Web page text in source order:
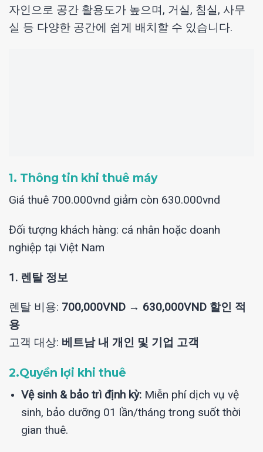
자인으로 공간 활용도가 높으며, 거실, 침실, 사무
실 등 다양한 공간에 쉽게 배치할 수 있습니다.
1. Thông tin khi thuê máy
Giá thuê 700.000vnd giảm còn 630.000vnd
Đối tượng khách hàng: cá nhân hoặc doanh
nghiệp tại Việt Nam
1. 렌탈 정보
렌탈 비용: 700,000VND → 630,000VND 할인 적
용
고객 대상: 베트남 내 개인 및 기업 고객
2.Quyền lợi khi thuê
Vệ sinh & bảo trì định kỳ:Miễn phí dịch vụ vệ
sinh, bảo dưỡng 01 lần/tháng trong suốt thời
gian thuê.